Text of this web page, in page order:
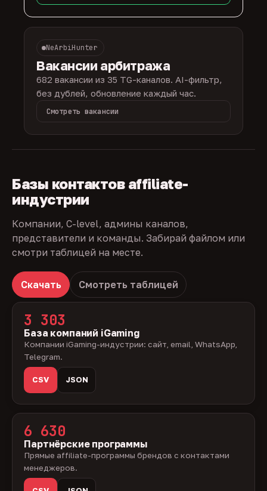
NeArbiHunter
Вакансии арбитража
682 вакансии из 35 TG-каналов. AI-фильтр,
без дублей, обновление каждый час.
Смотреть вакансии
Базы контактов affiliate-
индустрии
Компании, C-level, админы каналов,
представители и команды. Забирай файлом или
смотри таблицей на месте.
Скачать Смотреть таблицей
3 303
База компаний iGaming
Компании iGaming-индустрии: сайт, email, WhatsApp,
Telegram.
CSV JSON
6 630
Партнёрские программы
Прямые affiliate-программы брендов с контактами
менеджеров.